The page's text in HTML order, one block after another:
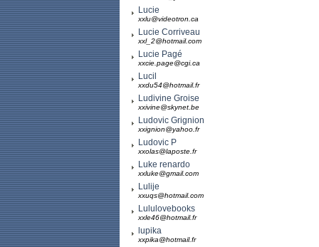
Lucie
xxlu@videotron.ca
Lucie Corriveau
xxl_2@hotmail.com
Lucie Pagé
xxcie.page@cgi.ca
Lucil
xxdu54@hotmail.fr
Ludivine Groise
xxivine@skynet.be
Ludovic Grignion
xxignion@yahoo.fr
Ludovic P
xxolas@laposte.fr
Luke renardo
xxluke@gmail.com
Lulije
xxuqs@hotmail.com
Lululovebooks
xxle46@hotmail.fr
lupika
xxpika@hotmail.fr